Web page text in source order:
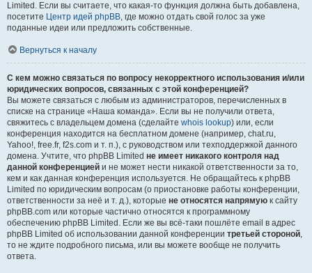
Limited. Если вы считаете, что какая-то функция должна быть добавлена,
посетите Центр идей phpBB, где можно отдать свой голос за уже
поданные идеи или предложить собственные.
Вернуться к началу
С кем можно связаться по вопросу некорректного использования и/или
юридических вопросов, связанных с этой конференцией?
Вы можете связаться с любым из администраторов, перечисленных в
списке на странице «Наша команда». Если вы не получили ответа,
свяжитесь с владельцем домена (сделайте whois lookup) или, если
конференция находится на бесплатном домене (например, chat.ru,
Yahoo!, free.fr, f2s.com и т. п.), с руководством или техподдержкой данного
домена. Учтите, что phpBB Limited не имеет никакого контроля над
данной конференцией и не может нести никакой ответственности за то,
кем и как данная конференция используется. Не обращайтесь к phpBB
Limited по юридическим вопросам (о приостановке работы конференции,
ответственности за неё и т. д.), которые не относятся напрямую к сайту
phpBB.com или которые частично относятся к программному
обеспечению phpBB Limited. Если же вы всё-таки пошлёте email в адрес
phpBB Limited об использовании данной конференции третьей стороной,
то не ждите подробного письма, или вы можете вообще не получить
ответа.